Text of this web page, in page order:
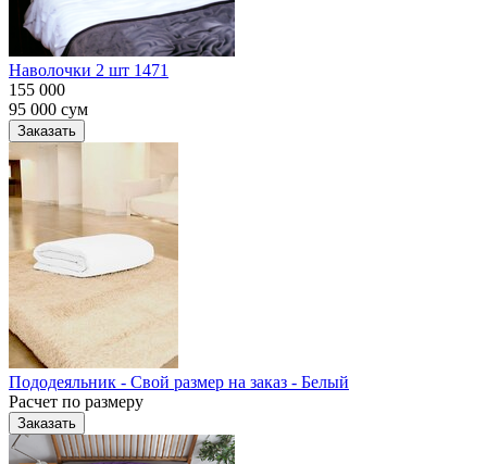
Наволочки 2 шт 1471
155 000
95 000 сум
Заказать
Пододеяльник - Свой размер на заказ - Белый
Расчет по размеру
Заказать